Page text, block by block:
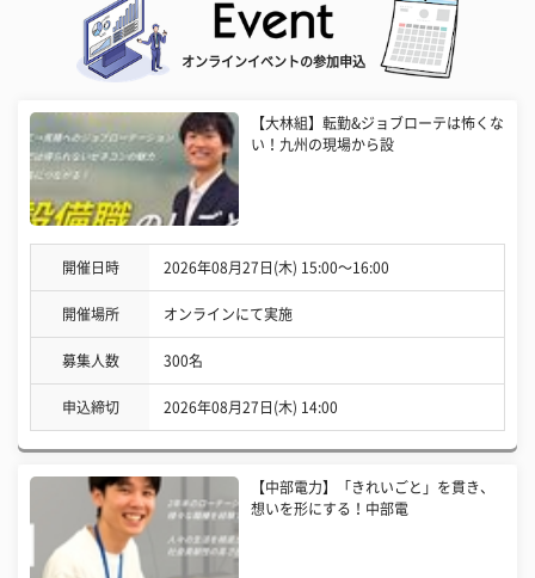
オンラインイベントの参加申込
【大林組】転勤&ジョブローテは怖くな
い！九州の現場から設
開催日時 2026年08月27日(木) 15:00〜16:00
開催場所 オンラインにて実施
募集人数 300名
申込締切 2026年08月27日(木) 14:00
【中部電力】「きれいごと」を貫き、
想いを形にする！中部電